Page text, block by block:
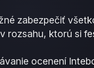
zabezpečiť
rozsahu, ktorú si
ocenení